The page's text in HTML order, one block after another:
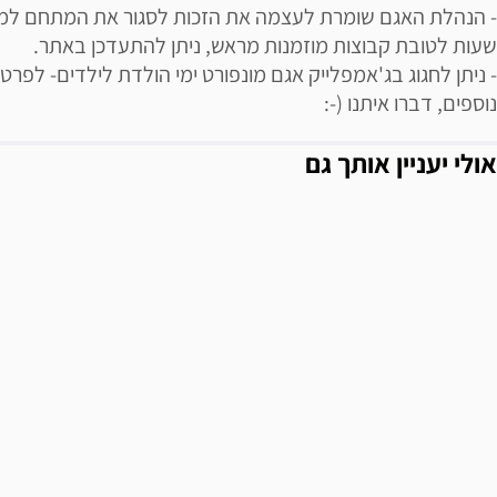
- הנהלת האגם שומרת לעצמה את הזכות לסגור את המתחם
שעות לטובת קבוצות מוזמנות מראש, ניתן להתעדכן באתר.
- ניתן לחגוג בג'אמפלייק אגם מונפורט ימי הולדת לילדים-
נוספים, דברו איתנו (-:
אולי יעניין אותך גם